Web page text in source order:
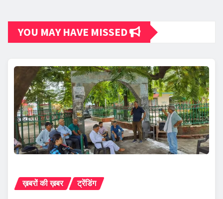
YOU MAY HAVE MISSED
ख़बरों की ख़बर ट्रेंडिंग